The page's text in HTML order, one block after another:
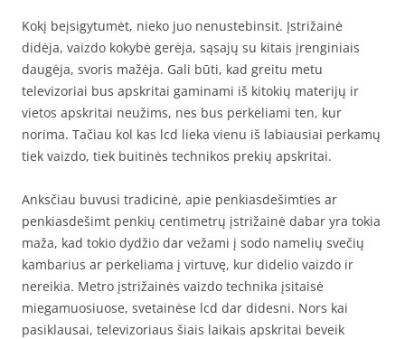
Kokį beįsigytumėt, nieko juo nenustebinsit. Įstrižainė
didėja, vaizdo kokybė gerėja, sąsajų su kitais įrenginiais
daugėja, svoris mažėja. Gali būti, kad greitu metu
televizoriai bus apskritai gaminami iš kitokių materijų ir
vietos apskritai neužims, nes bus perkeliami ten, kur
norima. Tačiau kol kas lcd lieka vienu iš labiausiai perkamų
tiek vaizdo, tiek buitinės technikos prekių apskritai.
Anksčiau buvusi tradicinė, apie penkiasdešimties ar
penkiasdešimt penkių centimetrų įstrižainė dabar yra tokia
maža, kad tokio dydžio dar vežami į sodo namelių svečių
kambarius ar perkeliama į virtuvę, kur didelio vaizdo ir
nereikia. Metro įstrižainės vaizdo technika įsitaisė
miegamuosiuose, svetainėse lcd dar didesni. Nors kai
pasiklausai, televizoriaus šiais laikais apskritai beveik